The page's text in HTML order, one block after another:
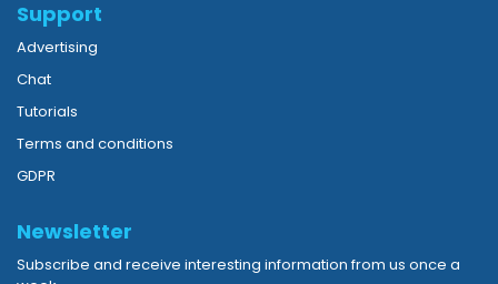
Support
Advertising
Chat
Tutorials
Terms and conditions
GDPR
Newsletter
Subscribe and receive interesting information from us once a